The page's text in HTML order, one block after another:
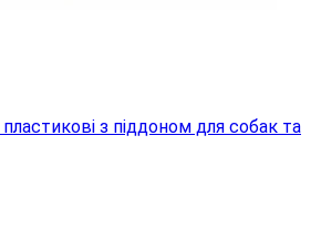
з піддоном для собак та